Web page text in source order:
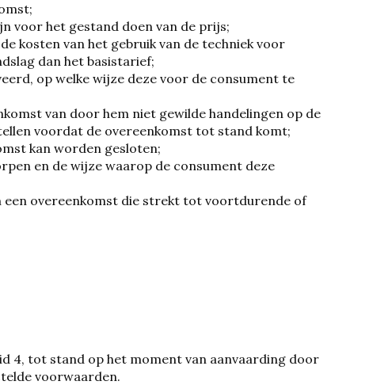
voor het gestand doen van de prijs;
kosten van het gebruik van de techniek voor
dan het basistarief;
op welke wijze deze voor de consument te
van door hem niet gewilde handelingen op de
voordat de overeenkomst tot stand komt;
kan worden gesloten;
en de wijze waarop de consument deze
een overeenkomst die strekt tot voortdurende of
4, tot stand op het moment van aanvaarding door
voorwaarden.